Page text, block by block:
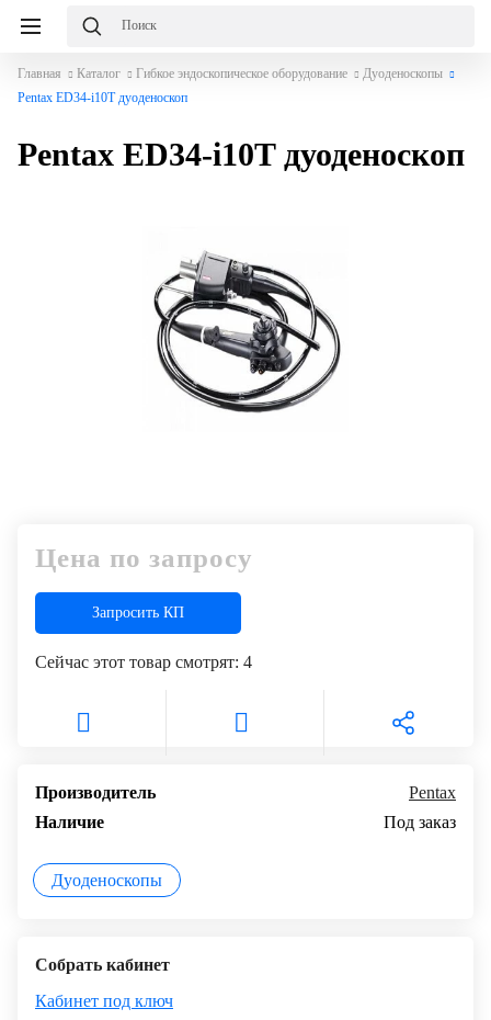
Главная Каталог Гибкое эндоскопическое оборудование
Дуоденоскопы
Pentax ED34-i10T дуоденоскоп
Pentax ED34-i10T дуоденоскоп
Цена по запросу
Запросить КП
Сейчас этот товар смотрят: 4
Производитель
Pentax
Наличие
Под заказ
Дуоденоскопы
Собрать кабинет
Кабинет под ключ